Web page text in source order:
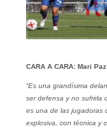
CARA A CARA: Mari
“Es una grandísima
ser defensa y no sufrirla
es una de las jugadoras
explosiva, con técnica y